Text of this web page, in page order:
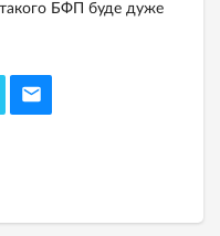
такого БФП буде дуже